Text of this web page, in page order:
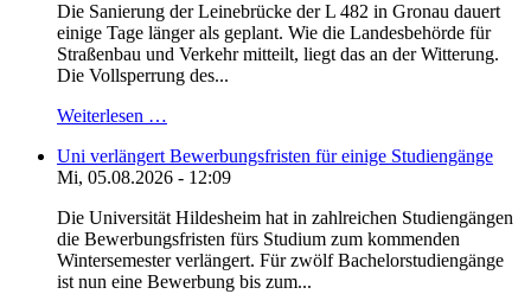
Die Sanierung der Leinebrücke der L 482 in Gronau dauert
einige Tage länger als geplant. Wie die Landesbehörde für
Straßenbau und Verkehr mitteilt, liegt das an der Witterung.
Die Vollsperrung des...
Weiterlesen …
Uni verlängert Bewerbungsfristen für einige Studiengänge
Mi, 05.08.2026 - 12:09
Die Universität Hildesheim hat in zahlreichen Studiengängen
die Bewerbungsfristen fürs Studium zum kommenden
Wintersemester verlängert. Für zwölf Bachelorstudiengänge
ist nun eine Bewerbung bis zum...